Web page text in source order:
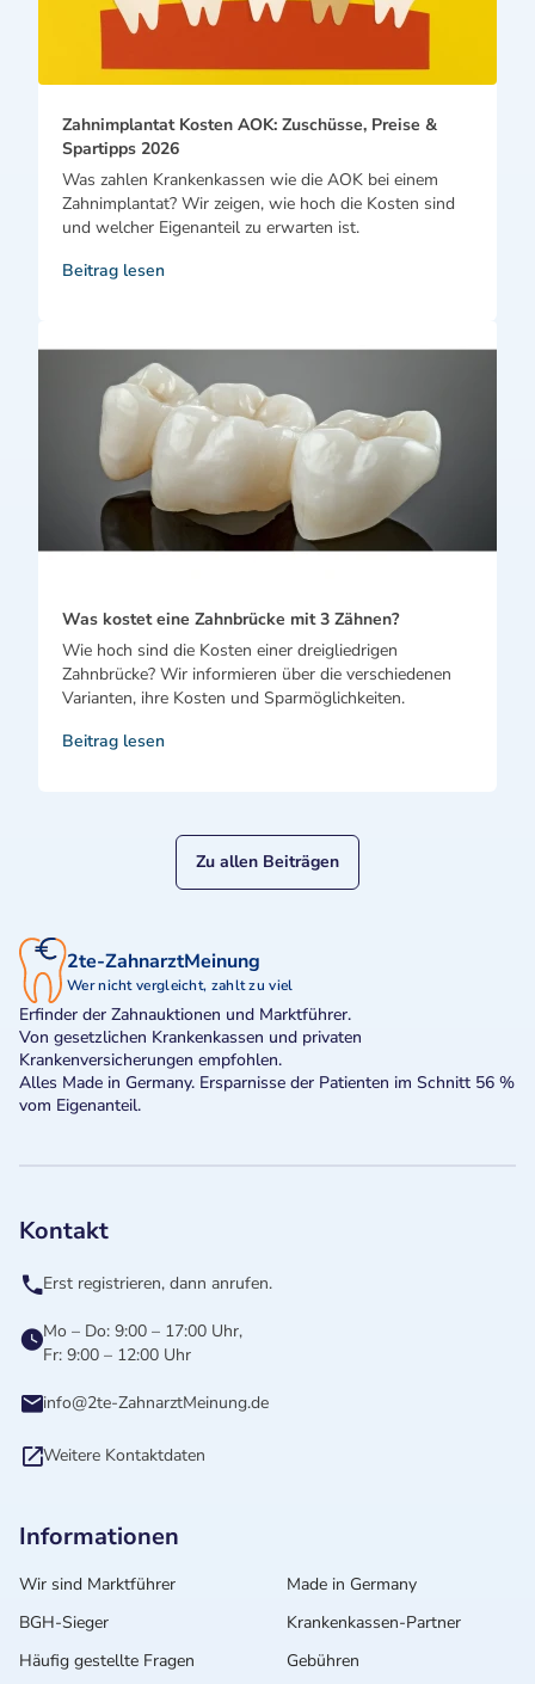
Zahnimplantat Kosten AOK: Zuschüsse, Preise &
Spartipps 2026
Was zahlen Krankenkassen wie die AOK bei einem
Zahnimplantat? Wir zeigen, wie hoch die Kosten sind
und welcher Eigenanteil zu erwarten ist.
Beitrag lesen
Was kostet eine Zahnbrücke mit 3 Zähnen?
Wie hoch sind die Kosten einer dreigliedrigen
Zahnbrücke? Wir informieren über die verschiedenen
Varianten, ihre Kosten und Sparmöglichkeiten.
Beitrag lesen
Zu allen Beiträgen
2te-ZahnarztMeinung
Wer nicht vergleicht, zahlt zu viel
Erfinder der Zahnauktionen und Marktführer.
Von gesetzlichen Krankenkassen und privaten
Krankenversicherungen empfohlen.
Alles Made in Germany. Ersparnisse der Patienten im Schnitt 56 %
vom Eigenanteil.
Kontakt
Erst registrieren, dann anrufen.
Mo – Do: 9:00 – 17:00 Uhr,
Fr: 9:00 – 12:00 Uhr
info@2te-ZahnarztMeinung.de
Weitere Kontaktdaten
Informationen
Wir sind Marktführer
Made in Germany
BGH-Sieger
Krankenkassen-Partner
Häufig gestellte Fragen
Gebühren